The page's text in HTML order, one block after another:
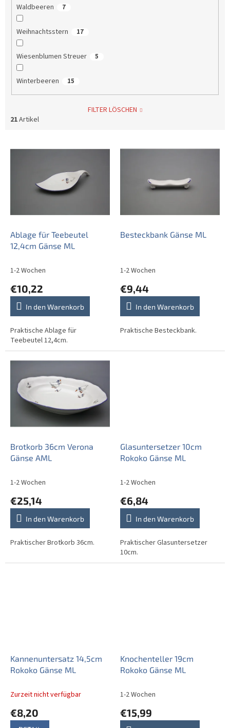
Waldbeeren 7
Weihnachtsstern 17
Wiesenblumen Streuer 5
Winterbeeren 15
FILTER LÖSCHEN
21Artikel
PAblage für Teebeutel
12,4cm Gänse ML
1-2 Wochen
€10,22
In den Warenkorb
Praktische Ablage für
Teebeutel 12,4cm.
Besteckbank Gänse ML
1-2 Wochen
€9,44
In den Warenkorb
Praktische Besteckbank.
Brotkorb 36cm Verona
Gänse AML
1-2 Wochen
€25,14
In den Warenkorb
Praktischer Brotkorb 36cm.
Glasuntersetzer 10cm
Rokoko Gänse ML
1-2 Wochen
€6,84
In den Warenkorb
Praktischer Glasuntersetzer
10cm.
Kannenuntersatz 14,5cm
Rokoko Gänse ML
Zurzeit nicht verfügbar
€8,20
Knochenteller 19cm
Rokoko Gänse ML
1-2 Wochen
€15,99